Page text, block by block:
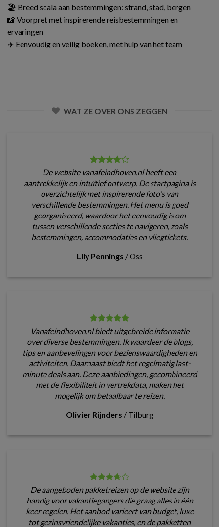
🏖️ Breed scala aan bestemmingen: strand, stad, bergen
📸 Voorpret met inspirerende reisbestemmingen en
ervaringen
✈️ Eenvoudig en veilig boeken, met hulp van het team
WAT ZE OVER ONS ZEGGEN
De website vanafeindhoven.nl heeft een
aantrekkelijk en intuïtief ontwerp. De startpagina is
overzichtelijk met inspirerende foto's van
verschillende bestemmingen. Het menu is goed
georganiseerd, waardoor het eenvoudig is om
tussen verschillende secties te navigeren, zoals
bestemmingen, accommodaties en vliegtickets.
Lily Pennings /Oss
Vanafeindhoven.nl biedt uitgebreide informatie
over diverse bestemmingen. Ik waardeer de blogs,
tips en aanbevelingen voor bezienswaardigheden en
activiteiten. Daarnaast biedt het regelmatig last-
minute deals aan. Deze aanbiedingen, gecombineerd
met de flexibiliteit in vertrekdata, maken het
mogelijk om betaalbaar te reizen.
Olivier Rijnders / Tilburg
De aangeboden pakketreizen op de website zijn
handig voor vakantiegangers die graag alles in één
keer regelen. Het aanbod varieert van budget, luxe
tot gezinsvriendelijke vakanties, en de pakketten